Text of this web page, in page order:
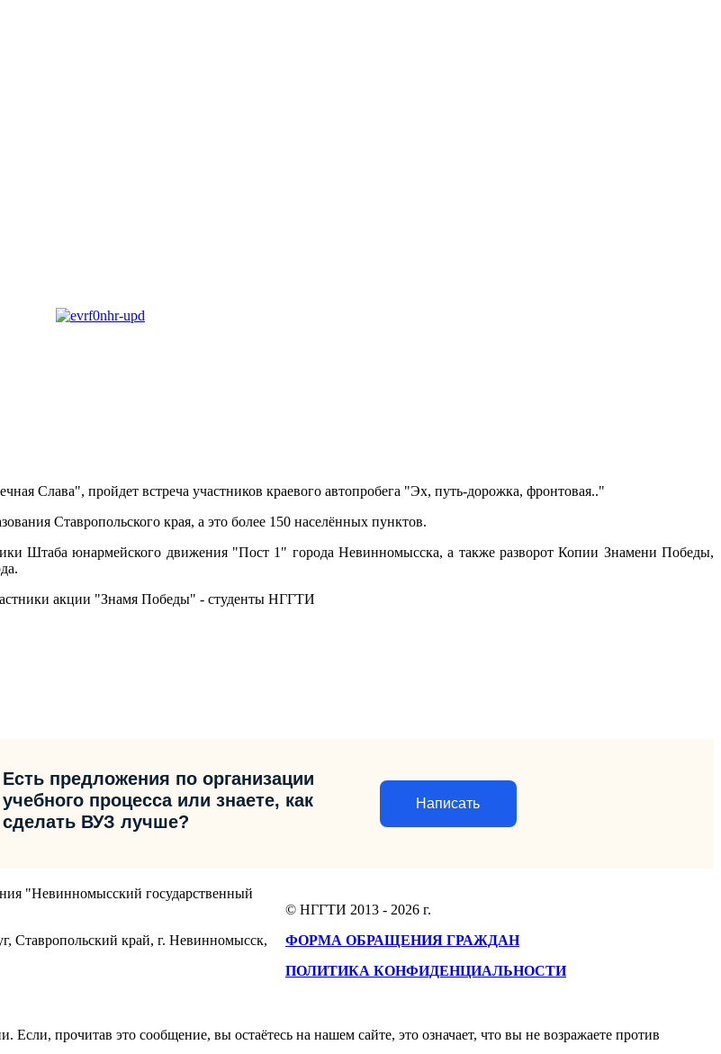
Слава", пройдет встреча участников краевого автопробега "Эх, путь-дорожка, фронтовая.."
Ставропольского края, а это более 150 населённых пунктов.
Штаба юнармейского движения "Пост 1" города Невинномысска, а также разворот Копии Знамени Победы,
акции "Знамя Победы" - студенты НГГТИ
Есть предложения по организации
учебного процесса или знаете, как
сделать ВУЗ лучше?
Написать
"Невинномысский государственный
Ставропольский край, г. Невинномысск,
© НГГТИ 2013 - 2026 г.
ФОРМА ОБРАЩЕНИЯ ГРАЖДАН
ПОЛИТИКА КОНФИДЕНЦИАЛЬНОСТИ
прочитав это сообщение, вы остаётесь на нашем сайте, это означает, что вы не возражаете против